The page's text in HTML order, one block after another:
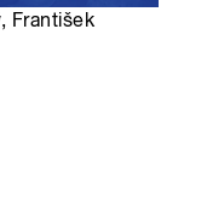
, František